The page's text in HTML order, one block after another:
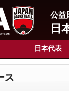
公益
日
日本代表
ス